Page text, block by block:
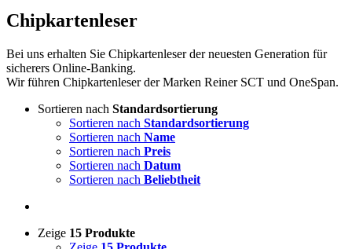
Chipkartenleser
Bei uns erhalten Sie Chipkartenleser der neuesten Generation für
sicherers Online-Banking.
Wir führen Chipkartenleser der Marken Reiner SCT und OneSpan.
Sortieren nach Standardsortierung
Sortieren nach Standardsortierung
Sortieren nach Name
Sortieren nach Preis
Sortieren nach Datum
Sortieren nach Beliebtheit
Zeige 15 Produkte